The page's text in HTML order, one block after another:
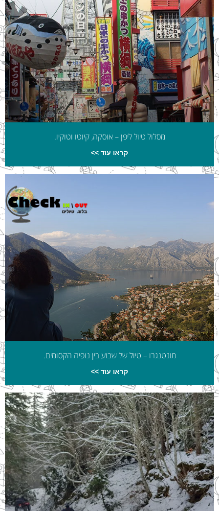
מסלול טיול ליפן – אוסקה, קיוטו וטוקיו.
קראו עוד >>
מונטנגרו – טיול של שבוע בין נופיה הקסומים.
קראו עוד >>